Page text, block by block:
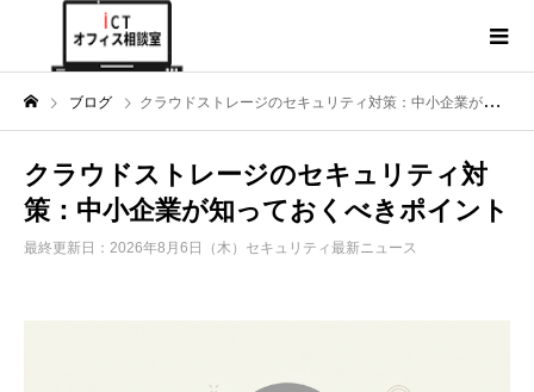
ブログ クラウドストレージのセキュリティ対策：中小企業が知っておくべきポイント
クラウドストレージのセキュリティ対
策：中小企業が知っておくべきポイント
最終更新日：2026年8月6日（木） セキュリティ最新ニュース